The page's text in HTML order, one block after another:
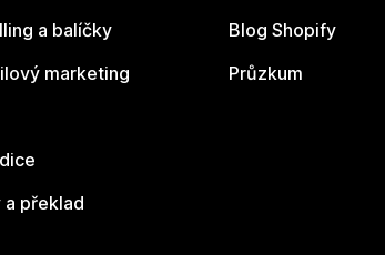
a balíčky
marketing
a překlad
Blog Shopify
Průzkum